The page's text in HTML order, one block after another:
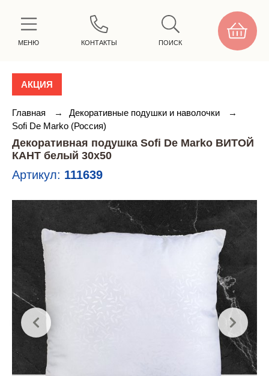
МЕНЮ КОНТАКТЫ ПОИСК
АКЦИЯ
Главная → Декоративные подушки и наволочки
→
Sofi De Marko (Россия)
Декоративная подушка Sofi De Marko ВИТОЙ
КАНТ белый 30х50
Артикул: 111639